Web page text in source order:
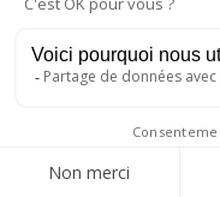
Mentions légales